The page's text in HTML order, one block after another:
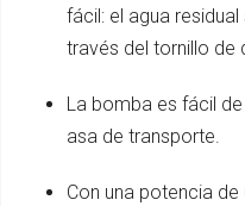
fácil: el agua
través del tornillo de
La bomba es fácil
asa de transporte.
Con una potencia